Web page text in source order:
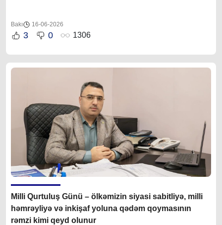
Bakı 16-06-2026
3 0 1306
Milli Qurtuluş Günü – ölkəmizin siyasi sabitliyə, milli
həmrəyliyə və inkişaf yoluna qədəm qoymasının
rəmzi kimi qeyd olunur